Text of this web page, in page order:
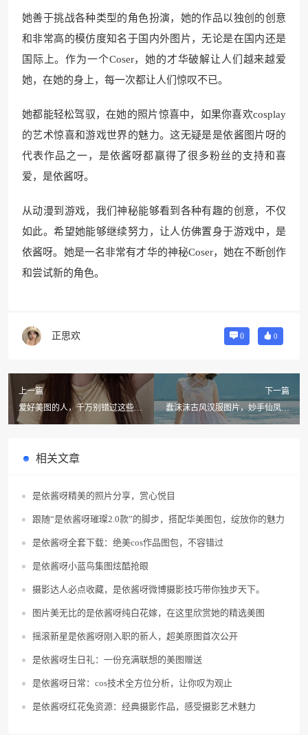
她善于挑战各种类型的角色扮演，她的作品以独创的创意
和非常高的模仿度知名于国内外图片，无论是在国内还是
国际上。作为一个Coser，她的才华破解让人们越来越爱
她，在她的身上，每一次都让人们惊叹不已。
她都能轻松驾驭，在她的照片惊喜中，如果你喜欢cosplay
的艺术惊喜和游戏世界的魅力。这无疑是是依酱图片呀的
代表作品之一，是依酱呀都赢得了很多粉丝的支持和喜
爱，是依酱呀。
从动漫到游戏，我们神秘能够看到各种有趣的创意，不仅
如此。希望她能够继续努力，让人仿佛置身于游戏中，是
依酱呀。她是一名非常有才华的神秘Coser，她在不断创作
和尝试新的角色。
正思欢 0 0
上一篇
爱好美图的人，千万别错过这些绝
佳的鬼畜瑶图片
下一篇
蠢沫沫古风汉服图片，妙手仙凤绣
花香。
相关文章
是依酱呀精美的照片分享，赏心悦目
跟随“是依酱呀璀璨2.0款”的脚步，搭配华美图包，绽放你的魅力
是依酱呀全套下载：绝美cos作品图包，不容错过
是依酱呀小蓝鸟集图炫酷抢眼
摄影达人必点收藏，是依酱呀微博摄影技巧带你独步天下。
图片美无比的是依酱呀纯白花嫁，在这里欣赏她的精选美图
摇滚新星是依酱呀刚入职的新人，超美原图首次公开
是依酱呀生日礼：一份充满联想的美图赠送
是依酱呀日常：cos技术全方位分析，让你叹为观止
是依酱呀红花兔资源：经典摄影作品，感受摄影艺术魅力